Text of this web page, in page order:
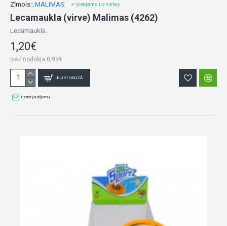
Zīmols:: MALIMAS ✔ pieejams uz vietas
Lecamaukla (virve) Malimas (4262)
Lecamaukla..
1,20€
Bez nodokļa:0,99€
IELIKT GROZĀ
Uzdot jautājumu